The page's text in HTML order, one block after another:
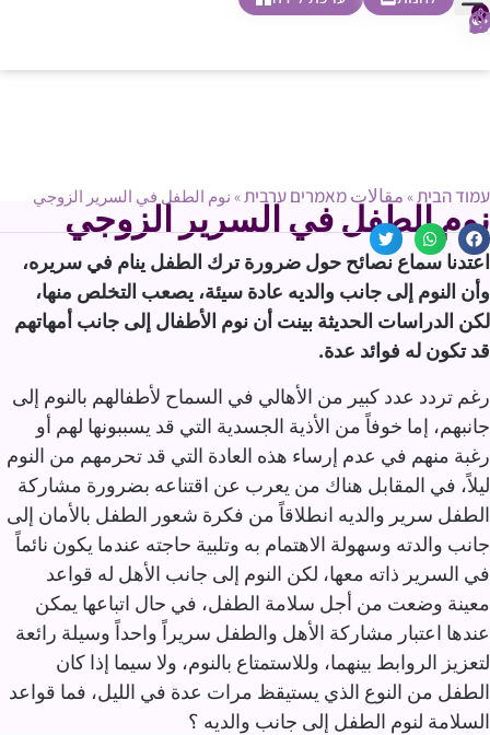
0
עמוד הבית» مقالات מאמרים ערבית» نوم الطفل في السرير الزوجي
نوم الطفل في السرير الزوجي
اعتدنا سماع نصائح حول ضرورة ترك الطفل ينام في سريره،
وأن النوم إلى جانب والديه عادة سيئة، يصعب التخلص منها،
لكن الدراسات الحديثة بينت أن نوم الأطفال إلى جانب أمهاتهم
قد تكون له فوائد عدة.
رغم تردد عدد كبير من الأهالي في السماح لأطفالهم بالنوم إلى
جانبهم، إما خوفاً من الأذية الجسدية التي قد يسببونها لهم أو
رغبة منهم في عدم إرساء هذه العادة التي قد تحرمهم من النوم
ليلاً، في المقابل هناك من يعرب عن اقتناعه بضرورة مشاركة
الطفل سرير والديه انطلاقاً من فكرة شعور الطفل بالأمان إلى
جانب والدته وسهولة الاهتمام به وتلبية حاجته عندما يكون نائماً
في السرير ذاته معها، لكن النوم إلى جانب الأهل له قواعد
معينة وضعت من أجل سلامة الطفل، في حال اتباعها يمكن
عندها اعتبار مشاركة الأهل والطفل سريراً واحداً وسيلة رائعة
لتعزيز الروابط بينهما، وللاستمتاع بالنوم، ولا سيما إذا كان
الطفل من النوع الذي يستيقظ مرات عدة في الليل، فما قواعد
السلامة لنوم الطفل إلى جانب والديه ؟‏